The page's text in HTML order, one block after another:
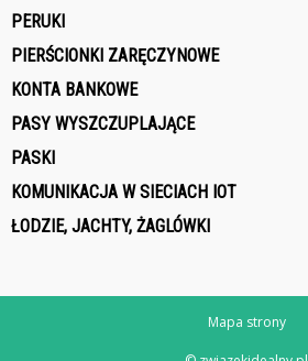
PERUKI
PIERŚCIONKI ZARĘCZYNOWE
KONTA BANKOWE
PASY WYSZCZUPLAJĄCE
PASKI
KOMUNIKACJA W SIECIACH IOT
ŁODZIE, JACHTY, ŻAGLÓWKI
Mapa strony